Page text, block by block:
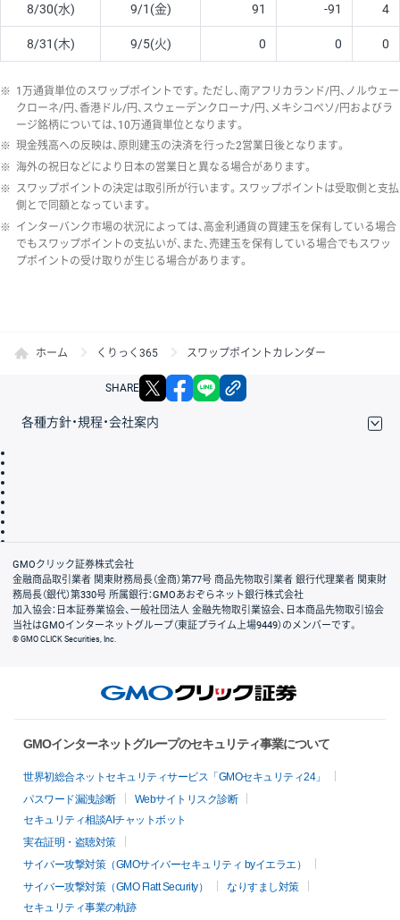
8/30(水) 9/1(金) 91 -91 4
8/31(木) 9/5(火) 0 0 0
※ 1万通貨単位のスワップポイントです。ただし、南アフリカランド/円、ノルウェー
クローネ/円、香港ドル/円、スウェーデンクローナ/円、メキシコペソ/円およびラ
ージ銘柄については、10万通貨単位となります。
※ 現金残高への反映は、原則建玉の決済を行った2営業日後となります。
※ 海外の祝日などにより日本の営業日と異なる場合があります。
※ スワップポイントの決定は取引所が行います。スワップポイントは受取側と支払
側とで同額となっています。
※ インターバンク市場の状況によっては、高金利通貨の買建玉を保有している場合
でもスワップポイントの支払いが、また、売建玉を保有している場合でもスワッ
プポイントの受け取りが生じる場合があります。
ホーム くりっく365 スワップポイントカレンダー
SHARE X facebook
各種方針・規程・会社案内
会社案内
GMOクリック証券株式会社
金融商品取引業者 関東財務局長（金商）第77号 商品先物取引業者 銀行代理業者 関東財
務局長（銀代）第330号 所属銀行：GMOあおぞらネット銀行株式会社
加入協会：日本証券業協会、一般社団法人 金融先物取引業協会、日本商品先物取引協会
当社はGMOインターネットグループ（東証プライム上場9449）のメンバーです。
© GMO CLICK Securities, Inc.
GMOインターネットグループのセキュリティ事業について
世界初総合ネットセキュリティサービス「GMOセキュリティ24」
パスワード漏洩診断
Webサイトリスク診断
セキュリティ相談AIチャットボット
実在証明・盗聴対策
サイバー攻撃対策（GMOサイバーセキュリティ byイエラエ）
サイバー攻撃対策（GMO Flatt Security）
なりすまし対策
セキュリティ事業の軌跡